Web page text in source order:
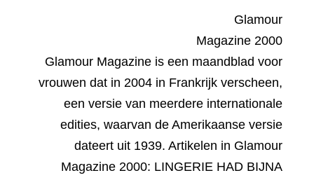
Glamour
Magazine 2000
Glamour Magazine is een maandblad voor
vrouwen dat in 2004 in Frankrijk verscheen,
een versie van meerdere internationale
edities, waarvan de Amerikaanse versie
dateert uit 1939. Artikelen in Glamour
Magazine 2000: LINGERIE HAD BIJNA